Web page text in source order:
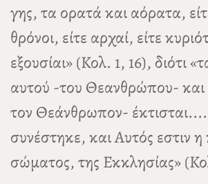
γης, τα ορατά και αόρατα,
θρόνοι, είτε αρχαί, είτε
εξουσίαι» (Κολ. 1, 16), διότι
αυτού -του Θεανθρώπου- και
τον Θεάνθρωπον-
συνέστηκε, και Αυτός εστιν
σώματος, της Εκκλησίας»